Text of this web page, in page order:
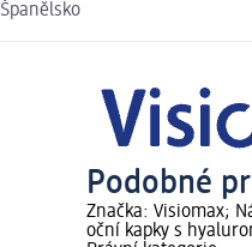
Španělsko
Podobné
Značka: Visiomax;
oční kapky s